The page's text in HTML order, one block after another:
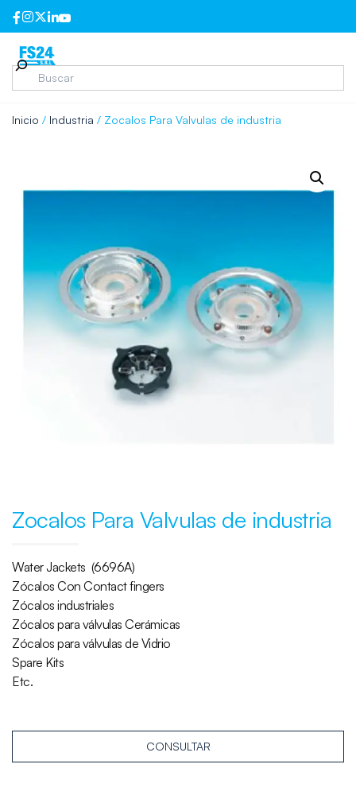
Inicio / Industria / Zocalos Para Valvulas de industria
Zocalos Para Valvulas de industria
Water Jackets (6696A)
Zócalos Con Contact fingers
Zócalos industriales
Zócalos para válvulas Cerámicas
Zócalos para válvulas de Vidrio
Spare Kits
Etc.
CONSULTAR